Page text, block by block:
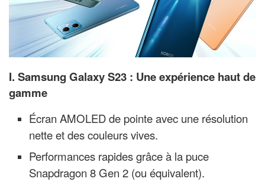
I. Samsung Galaxy S23 : Une expérience haut de
gamme
Écran AMOLED de pointe avec une résolution
nette et des couleurs vives.
Performances rapides grâce à la puce
Snapdragon8 Gen 2 (ou équivalent).